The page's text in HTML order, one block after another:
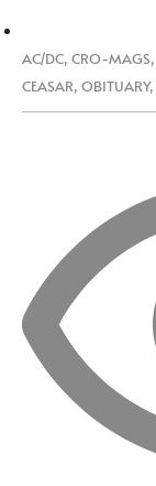
AC/DC, CRO-MAGS,
CEASAR, OBITUARY,